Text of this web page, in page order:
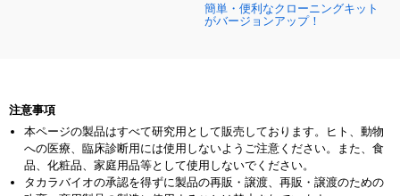
簡単・便利なクローニングキット
がバージョンアップ！
注意事項
本ページの製品はすべて研究用として販売しております。ヒト、動物
への医療、臨床診断用には使用しないようご注意ください。また、食
品、化粧品、家庭用品等として使用しないでください。
タカラバイオの承認を得ずに製品の再販・譲渡、再販・譲渡のための